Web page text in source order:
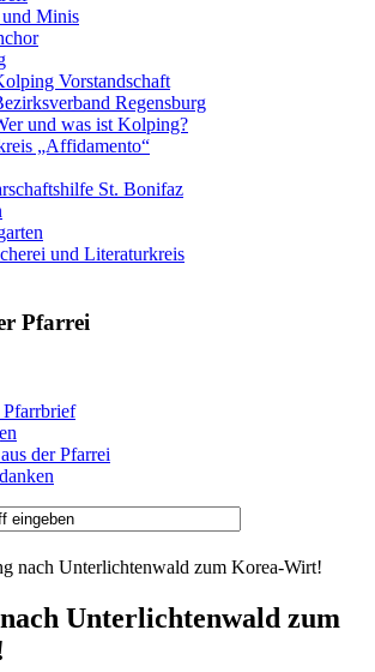
und Minis
Vorstandschaft
Regensburg
und was ist Kolping?
„Affidamento“
St. Bonifaz
und Literaturkreis
Pfarrei
der Pfarrei
nach Unterlichtenwald zum Korea-Wirt!
Unterlichtenwald zum